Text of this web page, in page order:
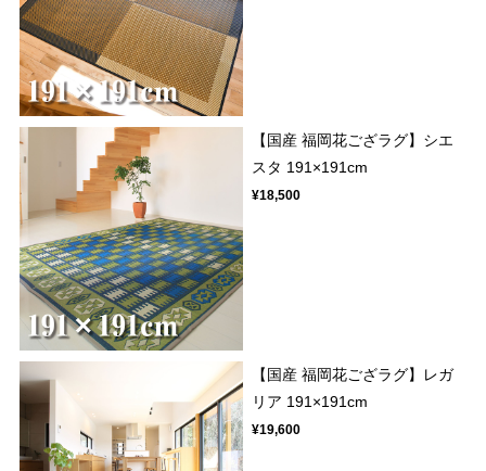
【国産 福岡花ござラグ】シエ
スタ 191×191cm
¥18,500
【国産 福岡花ござラグ】レガ
リア 191×191cm
¥19,600